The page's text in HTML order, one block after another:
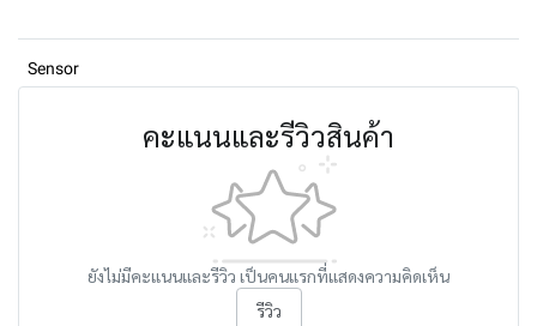
Sensor
คะแนนและรีวิวสินค้า
ยังไม่มีคะแนนและรีวิว เป็นคนแรกที่แสดงความคิดเห็น
รีวิว